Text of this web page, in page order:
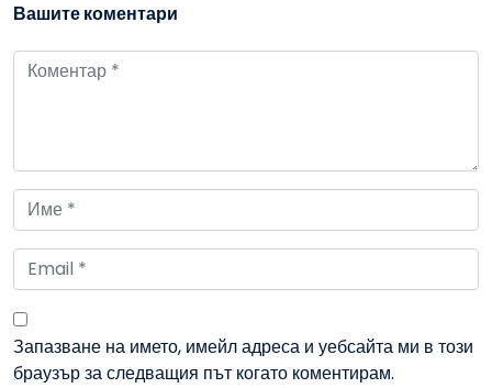
Вашите коментари
Запазване на името, имейл адреса и уебсайта ми в този
браузър за следващия път когато коментирам.